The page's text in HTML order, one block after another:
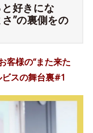
好きにな
”の裏側をの
客様の“また来た
スの舞台裏#1